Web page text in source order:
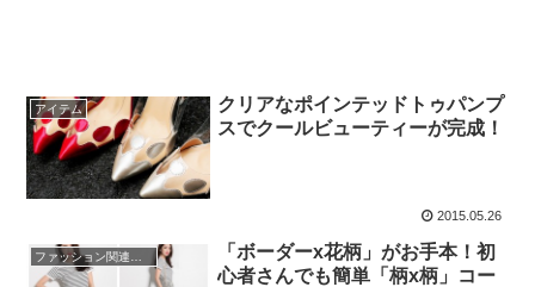
アイテム
クリアなポインテッドトゥパンプ
スでクールビューティーが完成！
2015.05.26
「ボーダーx花柄」がお手本！初
心者さんでも簡単「柄x柄」コー